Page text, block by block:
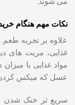
نکات مهم هنگام
علاوه بر تجربه طعم
غذایی، مریت های
مواد غذایی با
عسل که میکس
سریع تر خنک شدن